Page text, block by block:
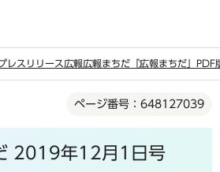
レスリリース 広報広報まちだ 「広報まちだ」PDF
ページ番号：648127039
2019年12月1日号